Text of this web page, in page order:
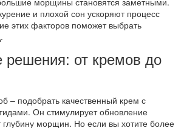
и плохой сон ускоряют процесс
этих факторов поможет выбрать
решения: от кремов до
– подобрать качественный крем с
Он стимулирует обновление
глубину морщин. Но если вы хотите более